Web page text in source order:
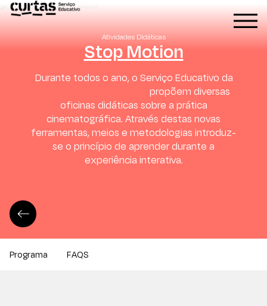
Atividades Didáticas
Stop Motion
Durante todos o ano, o Serviço Educativo da
propõem diversas
oficinas didáticas sobre a prática
cinematográfica. Através destas novas
ferramentas, meios e metodologias introduz-
se o princípio de aprender durante a
experiência interativa.
Programa FAQS